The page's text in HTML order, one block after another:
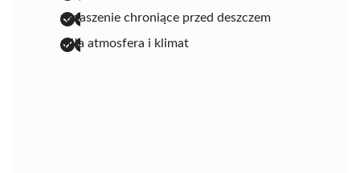
zadaszenie chroniące przed deszczem
miła atmosfera i klimat